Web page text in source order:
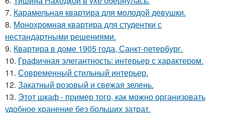
7. Карамельная квартира для молодой девушки.
8. Монохромная квартира для студентки с
нестандартными решениями.
9. Квартира в доме 1905 года, Санкт-петербург.
10. Графичная элегантность: интерьер с характером.
11. Современный стильный интерьер.
12. Закатный розовый и свежая зелень.
13. Этот шкаф - пример того, как можно организовать
удобное хранение без больших затрат.